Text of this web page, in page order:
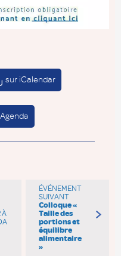
sur iCalendar
À
ÉVÉNEMENT
SUIVANT
Colloque «
Taille des
portions et
équilibre
alimentaire
»